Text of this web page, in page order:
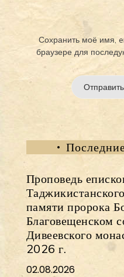
Сохранить моё имя,
браузере для
Проповедь
памяти пророка
Благовещенском
Дивеевского
2026 г.
02.08.2026